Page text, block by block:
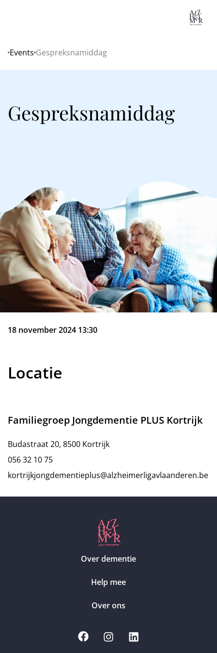
Home
Events Gespreksnamiddag
Gespreksnamiddag
18 november 2024 13:30
Locatie
Familiegroep Jongdementie PLUS Kortrijk
Budastraat 20, 8500 Kortrijk
056 32 10 75
kortrijkjongdementieplus@alzheimerligavlaanderen.be
Over dementie
Help mee
Over ons